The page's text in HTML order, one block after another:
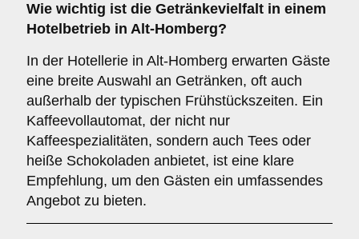
Wie wichtig ist die Getränkevielfalt in einem
Hotelbetrieb in Alt-Homberg?
In der Hotellerie in Alt-Homberg erwarten Gäste
eine breite Auswahl an Getränken, oft auch
außerhalb der typischen Frühstückszeiten. Ein
Kaffeevollautomat, der nicht nur
Kaffeespezialitäten, sondern auch Tees oder
heiße Schokoladen anbietet, ist eine klare
Empfehlung, um den Gästen ein umfassendes
Angebot zu bieten.